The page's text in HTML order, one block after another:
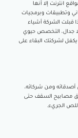
انترنت إلا أنها
وتطبيقات وبرمجيات
قبلت الشركة أشياء
جدال، التخصص حيوي
يكفل لشركتك البقاء على
ومن شركائه،
مصابيح السقف حتى
الجريء.